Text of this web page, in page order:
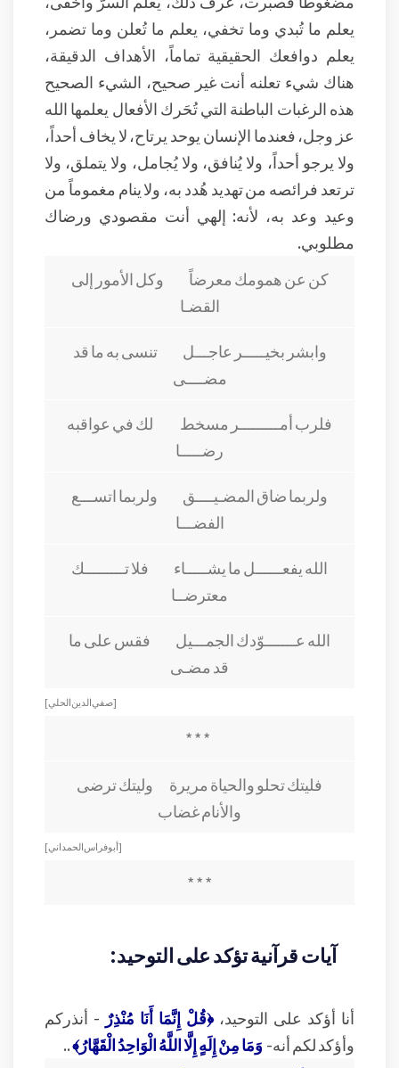
يعلم ما تُبدي وما تخفي، يعلم ما تُعلن وما تضمر،
يعلم دوافعك الحقيقية تماماً، الأهداف الدقيقة،
هناك شيء تعلنه أنت غير صحيح، الشيء الصحيح
هذه الرغبات الباطنة التي تُحَرك الأفعال يعلمها الله
عز وجل، فعندما الإنسان يوحد يرتاح، لا يخاف أحداً،
ولا يرجو أحداً، ولا يُنافق، ولا يُجامل، ولا يتملق، ولا
ترتعد فرائصه من تهديد هُدد به، ولا ينام مغموماً من
وعيد وعد به، لأنه: إلهي أنت مقصودي ورضاك
مطلوبي.
كن عن همومك معرضاً وكل الأمور إلى
القضـا
وابشر بخيـــــر عاجـــل تنسى به ما قد
مضــــى
فلرب أمـــــــــر مسخط لك في عواقبه
رضـــــا
ولربما ضاق المضـيــــق ولربما اتســـع
الفضـــا
الله يفعــــــل ما يشـــــاء فلا تـــــــــك
معترضــا
الله عـــــــوّدك الجمـــيل فقس على ما
قد مضـى
[ صفي الدين الحلي ]
* * *
فليتك تحلو والحياة مريرة وليتك ترضى
والأنام غضاب
[ أبو فراس الحمداني ]
* * *
آيات قرآنية تؤكد على التوحيد:
أنا أؤكد على التوحيد، ﴿قُلْ إِنَّمَا أَنَا مُنْذِرٌ - أنذركم
وأؤكد لكم أنه- وَمَا مِنْ إِلَهٍ إِلَّا اللَّهُ الْوَاحِدُ الْقَهَّارُ﴾..